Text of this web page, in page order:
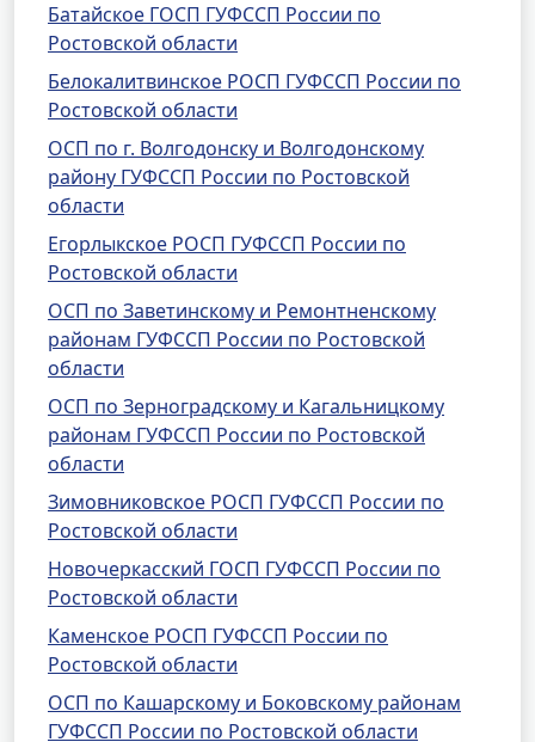
Батайское ГОСП ГУФССП России по
Ростовской области
Белокалитвинское РОСП ГУФССП России по
Ростовской области
ОСП по г. Волгодонску и Волгодонскому
району ГУФССП России по Ростовской
области
Егорлыкское РОСП ГУФССП России по
Ростовской области
ОСП по Заветинскому и Ремонтненскому
районам ГУФССП России по Ростовской
области
ОСП по Зерноградскому и Кагальницкому
районам ГУФССП России по Ростовской
области
Зимовниковское РОСП ГУФССП России по
Ростовской области
Новочеркасский ГОСП ГУФССП России по
Ростовской области
Каменское РОСП ГУФССП России по
Ростовской области
ОСП по Кашарскому и Боковскому районам
ГУФССП России по Ростовской области